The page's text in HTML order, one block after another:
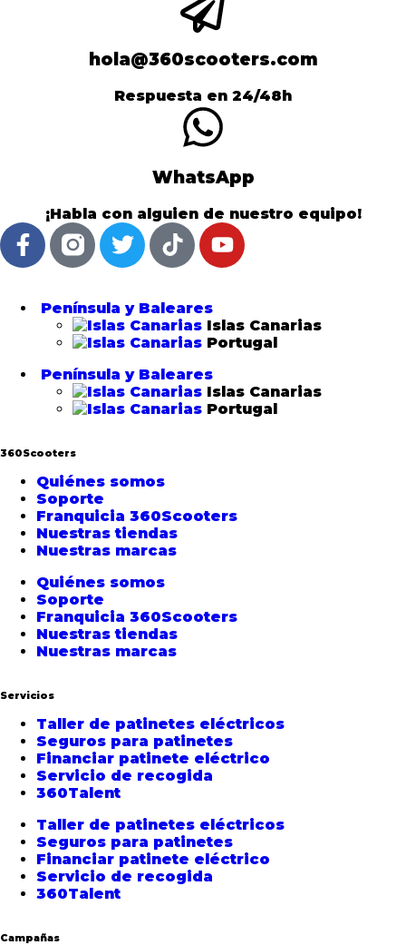
hola@360scooters.com
Respuesta en 24/48h
WhatsApp
¡Habla con alguien de nuestro equipo!
Península y Baleares
Islas Canarias
Portugal
Península y Baleares
Islas Canarias
Portugal
360Scooters
Quiénes somos
Soporte
Franquicia 360Scooters
Nuestras tiendas
Nuestras marcas
Quiénes somos
Soporte
Franquicia 360Scooters
Nuestras tiendas
Nuestras marcas
Servicios
Taller de patinetes eléctricos
Seguros para patinetes
Financiar patinete eléctrico
Servicio de recogida
360Talent
Taller de patinetes eléctricos
Seguros para patinetes
Financiar patinete eléctrico
Servicio de recogida
360Talent
Campañas